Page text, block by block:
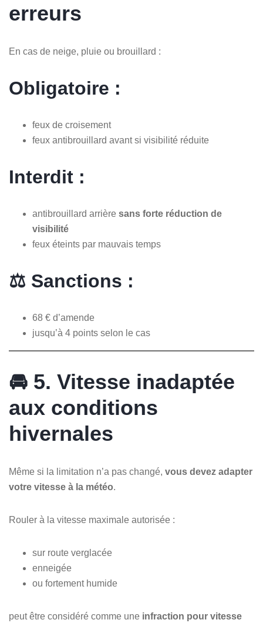
erreurs
En cas de neige, pluie ou brouillard :
Obligatoire :
feux de croisement
feux antibrouillard avant si visibilité réduite
Interdit :
antibrouillard arrière sans forte réduction de
visibilité
feux éteints par mauvais temps
⚖️ Sanctions :
68 € d’amende
jusqu’à 4 points selon le cas
🚘 5. Vitesse inadaptée
aux conditions
hivernales
Même si la limitation n’a pas changé, vous devez adapter
votre vitesse à la météo.
Rouler à la vitesse maximale autorisée :
sur route verglacée
enneigée
ou fortement humide
peut être considéré comme une infraction pour vitesse